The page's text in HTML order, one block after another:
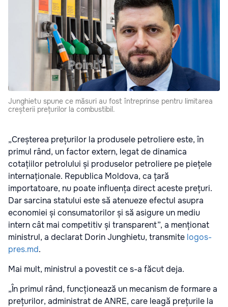
Junghietu spune ce măsuri au fost întreprinse pentru limitarea
creșterii prețurilor la combustibil.
„Creșterea prețurilor la produsele petroliere este, în
primul rând, un factor extern, legat de dinamica
cotațiilor petrolului și produselor petroliere pe piețele
internaționale. Republica Moldova, ca țară
importatoare, nu poate influența direct aceste prețuri.
Dar sarcina statului este să atenueze efectul asupra
economiei și consumatorilor și să asigure un mediu
intern cât mai competitiv și transparent”, a menționat
ministrul, a declarat Dorin Junghietu, transmite logos-
pres.md.
Mai mult, ministrul a povestit ce s-a făcut deja.
„În primul rând, funcționează un mecanism de formare a
prețurilor, administrat de ANRE, care leagă prețurile la